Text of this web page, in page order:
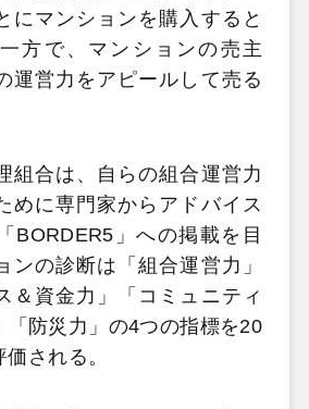
にマンションを購入すると
方で、マンションの売主
運営力をアピールして売る
組合は、自らの組合運営力
めに専門家からアドバイス
BORDER5」への掲載を目
ンの診断は「組合運営力」
＆資金力」「コミュニティ
「防災力」の4つの指標を20
される。